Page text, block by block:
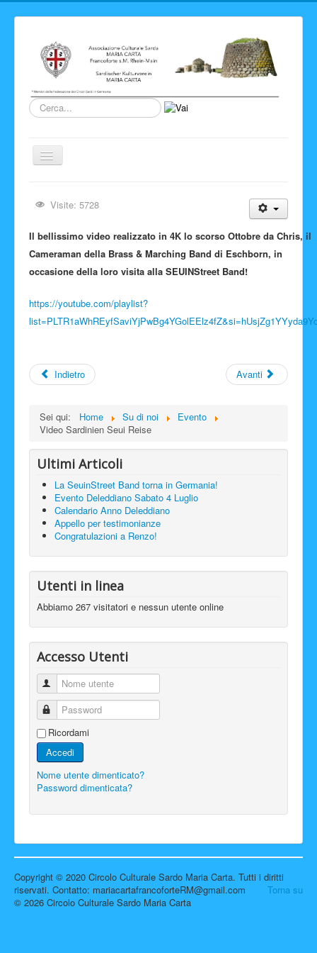
Cerca...
Cambia
Su di noi
Info e link
Visite: 5728
Il bellissimo video realizzato in 4K lo scorso Ottobre da Chris, il
Cameraman della Brass & Marching Band di Eschborn, in
occasione della loro visita alla SEUINStreet Band!
https://youtube.com/playlist?
Indietro Avanti
Sei qui: Home Su di noi
Evento
Video Sardinien Seui Reise
Ultimi Articoli
La SeuinStreet Band torna in Germania!
Evento Deleddiano Sabato 4 Luglio
Calendario Anno Deleddiano
Appello per testimonianze
Congratulazioni a Renzo!
Utenti in linea
Abbiamo 267 visitatori e nessun utente online
Accesso Utenti
Nome utente
Password
Ricordami
Accedi
Nome utente dimenticato?
Password dimenticata?
Copyright © 2020 Circolo Culturale Sardo Maria Carta. Tutti i diritti
riservati. Contatto: mariacartafrancoforteRM@gmail.com
Torna su
© 2026 Circolo Culturale Sardo Maria Carta